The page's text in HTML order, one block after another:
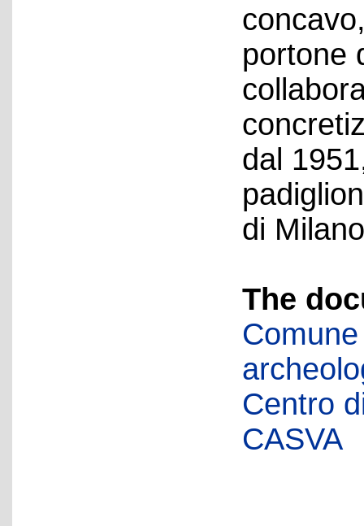
portone
dal
di
The
Centro
CASVA